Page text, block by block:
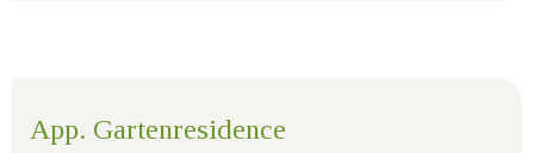
App. Gartenresidence